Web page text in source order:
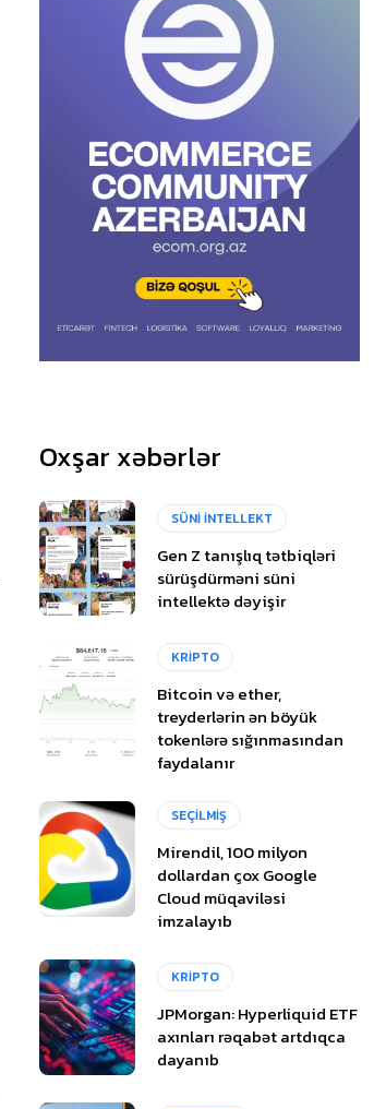
Oxşar xəbərlər
SÜNİ İNTELLEKT
Gen Z tanışlıq tətbiqləri
sürüşdürməni süni
intellektə dəyişir
KRİPTO
Bitcoin və ether,
treyderlərin ən böyük
tokenlərə sığınmasından
faydalanır
SEÇİLMİŞ
Mirendil, 100 milyon
dollardan çox Google
Cloud müqaviləsi
imzalayıb
KRİPTO
JPMorgan: Hyperliquid ETF
axınları rəqabət artdıqca
dayanıb